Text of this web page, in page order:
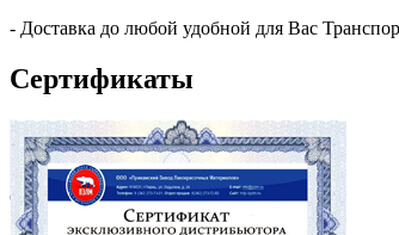
- Доставка до любой удобной для Вас
Сертификаты